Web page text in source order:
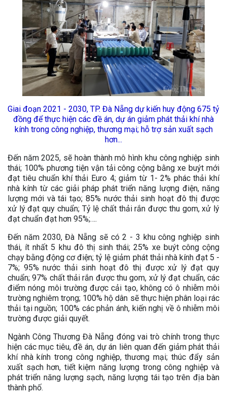
Giai đoạn 2021 - 2030, TP. Đà Nẵng dự kiến huy động 675 tỷ
đồng để thực hiện các đề án, dự án giảm phát thải khí nhà
kính trong công nghiệp, thương mại; hỗ trợ sản xuất sạch
hơn...
Đến năm 2025, sẽ hoàn thành mô hình khu công nghiệp sinh
thái; 100% phương tiện vận tải công cộng bằng xe buýt mới
đạt tiêu chuẩn khí thải Euro 4; giảm từ 1- 2% phác thải khí
nhà kính từ các giải pháp phát triển năng lượng điện, năng
lượng mới và tái tạo; 85% nước thải sinh hoạt đô thị được
xử lý đạt quy chuẩn; Tỷ lệ chất thải rắn được thu gom, xử lý
đạt chuẩn đạt hơn 95%;….
Đến năm 2030, Đà Nẵng sẽ có 2 - 3 khu công nghiệp sinh
thái, ít nhất 5 khu đô thị sinh thái; 25% xe buýt công cộng
chạy bằng động cơ điện; tỷ lệ giảm phát thải nhà kính đạt 5 -
7%; 95% nước thải sinh hoạt đô thị được xử lý đạt quy
chuẩn; 97% chất thải rắn được thu gom, xử lý đạt chuẩn, các
điểm nóng môi trường được cải tạo, không có ô nhiễm môi
trường nghiêm trọng; 100% hộ dân sẽ thực hiện phân loại rác
thải tại nguồn; 100% các phản ánh, kiến nghị về ô nhiễm môi
trường được giải quyết.
Ngành Công Thương Đà Nẵng đóng vai trò chính trong thực
hiện các mục tiêu, đề án, dự án liên quan đến giảm phát thải
khí nhà kính trong công nghiệp, thương mại; thúc đẩy sản
xuất sạch hơn, tiết kiệm năng lượng trong công nghiệp và
phát triển năng lượng sạch, năng lượng tái tạo trên địa bàn
thành phố.